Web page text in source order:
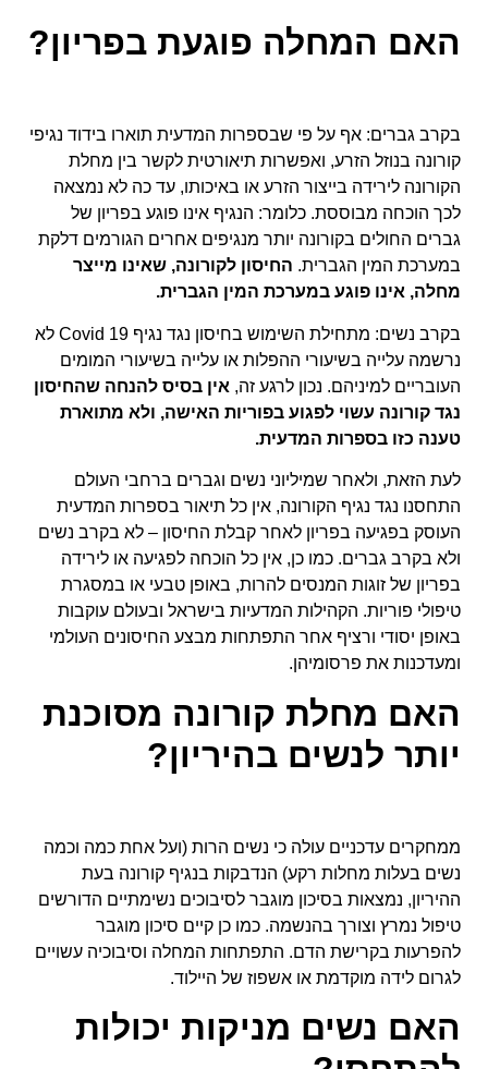
האם המחלה פוגעת בפריון?
בקרב גברים: אף על פי שבספרות המדעית תוארו בידוד נגיפי
קורונה בנוזל הזרע, ואפשרות תיאורטית לקשר בין מחלת
הקורונה לירידה בייצור הזרע או באיכותו, עד כה לא נמצאה
לכך הוכחה מבוססת. כלומר: הנגיף אינו פוגע בפריון של
גברים החולים בקורונה יותר מנגיפים אחרים הגורמים דלקת
במערכת המין הגברית. החיסון לקורונה, שאינו מייצר
מחלה, אינו פוגע במערכת המין הגברית.
בקרב נשים: מתחילת השימוש בחיסון נגד נגיף Covid 19 לא
נרשמה עלייה בשיעורי ההפלות או עלייה בשיעורי המומים
העובריים למיניהם. נכון לרגע זה, אין בסיס להנחה שהחיסון
נגד קורונה עשוי לפגוע בפוריות האישה, ולא מתוארת
טענה כזו בספרות המדעית.
לעת הזאת, ולאחר שמיליוני נשים וגברים ברחבי העולם
התחסנו נגד נגיף הקורונה, אין כל תיאור בספרות המדעית
העוסק בפגיעה בפריון לאחר קבלת החיסון – לא בקרב נשים
ולא בקרב גברים. כמו כן, אין כל הוכחה לפגיעה או לירידה
בפריון של זוגות המנסים להרות, באופן טבעי או במסגרת
טיפולי פוריות. הקהילות המדעיות בישראל ובעולם עוקבות
באופן יסודי ורציף אחר התפתחות מבצע החיסונים העולמי
ומעדכנות את פרסומיהן.
האם מחלת קורונה מסוכנת
יותר לנשים בהיריון?
ממחקרים עדכניים עולה כי נשים הרות (ועל אחת כמה וכמה
נשים בעלות מחלות רקע) הנדבקות בנגיף קורונה בעת
ההיריון, נמצאות בסיכון מוגבר לסיבוכים נשימתיים הדורשים
טיפול נמרץ וצורך בהנשמה. כמו כן קיים סיכון מוגבר
להפרעות בקרישת הדם. התפתחות המחלה וסיבוכיה עשויים
לגרום לידה מוקדמת או אשפוז של היילוד.
האם נשים מניקות יכולות